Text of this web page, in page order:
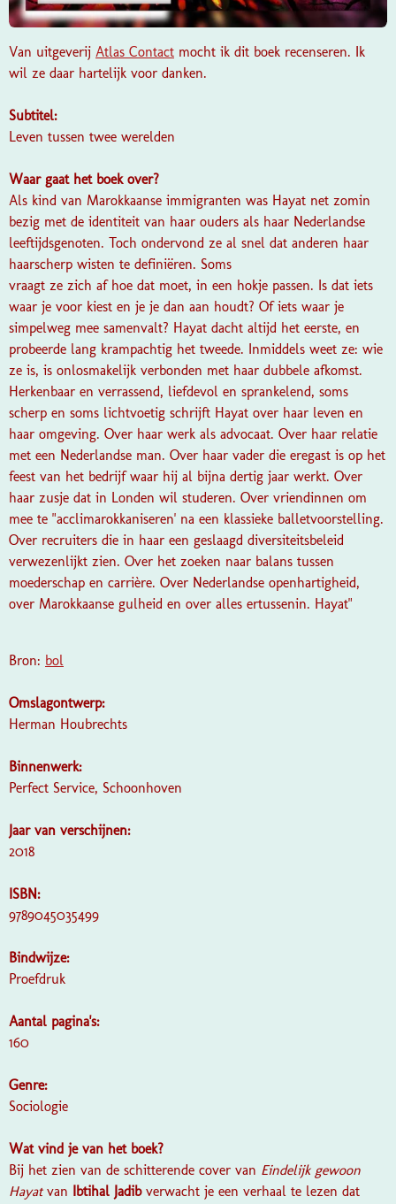
Van uitgeverij Atlas Contact mocht ik dit boek recenseren. Ik
wil ze daar hartelijk voor danken.
Subtitel:
Leven tussen twee werelden
Waar gaat het boek over?
Als kind van Marokkaanse immigranten was Hayat net zomin
bezig met de identiteit van haar ouders als haar Nederlandse
leeftijdsgenoten. Toch ondervond ze al snel dat anderen haar
haarscherp wisten te definiëren. Soms
vraagt ze zich af hoe dat moet, in een hokje passen. Is dat iets
waar je voor kiest en je je dan aan houdt? Of iets waar je
simpelweg mee samenvalt? Hayat dacht altijd het eerste, en
probeerde lang krampachtig het tweede. Inmiddels weet ze: wie
ze is, is onlosmakelijk verbonden met haar dubbele afkomst.
Herkenbaar en verrassend, liefdevol en sprankelend, soms
scherp en soms lichtvoetig schrijft Hayat over haar leven en
haar omgeving. Over haar werk als advocaat. Over haar relatie
met een Nederlandse man. Over haar vader die eregast is op het
feest van het bedrijf waar hij al bijna dertig jaar werkt. Over
haar zusje dat in Londen wil studeren. Over vriendinnen om
mee te "acclimarokkaniseren' na een klassieke balletvoorstelling.
Over recruiters die in haar een geslaagd diversiteitsbeleid
verwezenlijkt zien. Over het zoeken naar balans tussen
moederschap en carrière. Over Nederlandse openhartigheid,
over Marokkaanse gulheid en over alles ertussenin. Hayat"
Bron: bol
Omslagontwerp:
Herman Houbrechts
Binnenwerk:
Perfect Service, Schoonhoven
Jaar van verschijnen:
2018
ISBN:
9789045035499
Bindwijze:
Proefdruk
Aantal pagina's:
160
Genre:
Sociologie
Wat vind je van het boek?
Bij het zien van de schitterende cover van Eindelijk gewoon
Hayat van Ibtihal Jadib verwacht je een verhaal te lezen dat